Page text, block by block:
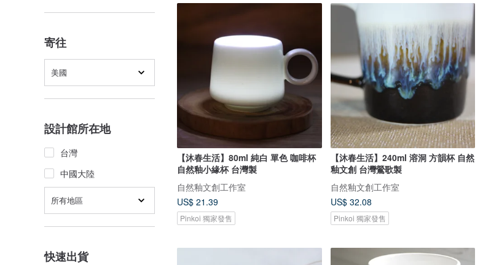
寄往
美國
設計館所在地
台灣
中國大陸
所有地區
快速出貨
【沐春生活】80ml 純白 單色 咖啡杯
自然釉小緣杯 台灣製
自然釉文創工作室
US$ 21.39
Pinkoi 獨家發售
【沐春生活】240ml 溶洞 方韻杯 自然
釉文創 台灣鶯歌製
自然釉文創工作室
US$ 32.08
Pinkoi 獨家發售